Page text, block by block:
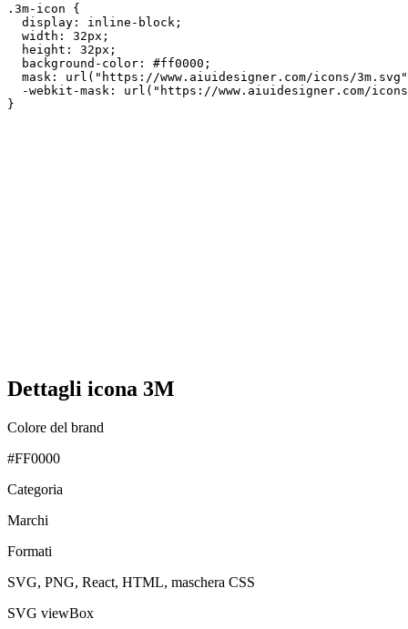
.3m-icon {
  display: inline-block;
  width: 32px;
  height: 32px;
  background-color: #ff0000;
mask: url("https://www.aiuidesigner.com/icons/
-webkit-mask: url("https://www.aiuidesigner.com/
}
Dettagli icona 3M
Colore del brand
#FF0000
Categoria
Marchi
Formati
SVG, PNG, React, HTML, maschera CSS
SVG viewBox